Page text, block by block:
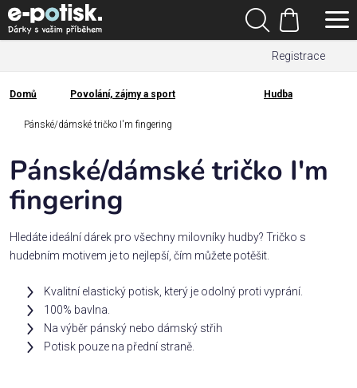
Přejít
na
obsah
Registrace
Hledat
Nákupní
košík
Kategorie
Dárek
pro
Rodina
/
Povolání,
zájmy a
sport
Domů
Domů Povolání, zájmy a sport Hudba
Pánské/dámské tričko I'm fingering
Pánské/dámské tričko I'm
fingering
Hledáte ideální dárek pro všechny milovníky hudby? Tričko s
hudebním motivem je to nejlepší, čím můžete potěšit.
Kvalitní elastický potisk, který je odolný proti vyprání.
100% bavlna.
Na výběr pánský nebo dámský střih
Potisk pouze na přední straně.